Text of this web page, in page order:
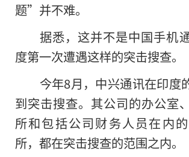
题”并不难。
据悉，这并不是中国手机
度第一次遭遇这样的突击搜查。
今年8月，中兴通讯在印度
到突击搜查。其公司的办公室
所和包括公司财务人员在内
所，都在突击搜查的范围之内。